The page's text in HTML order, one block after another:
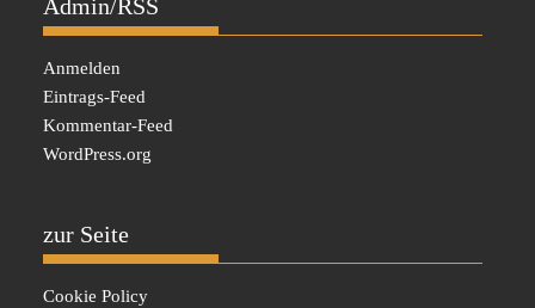
Admin/RSS
Anmelden
Eintrags-Feed
Kommentar-Feed
WordPress.org
zur Seite
Cookie Policy